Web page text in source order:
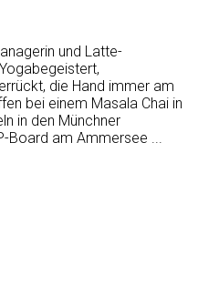
und Latte-
die Hand immer am
bei einem Masala Chai in
in den Münchner
Board am Ammersee ...